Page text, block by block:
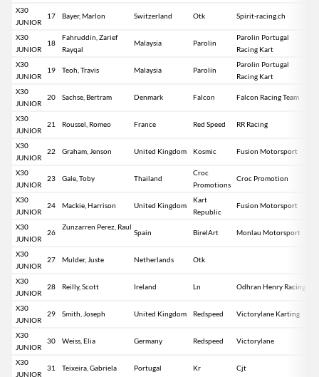
X30
JUNIOR
17 Bayer, Marlon Switzerland Otk Spirit-racing.ch
X30
JUNIOR
18
Fahruddin, Zarief
Rayqal
Malaysia Parolin
Parolin Portugal
Racing Kart
X30
JUNIOR
19 Teoh, Travis Malaysia Parolin
Parolin Portugal
Racing Kart
X30
JUNIOR
20 Sachse, Bertram Denmark Falcon Falcon Racing Team
X30
JUNIOR
21 Roussel, Romeo France Red Speed RR Racing
X30
JUNIOR
22 Graham, Jenson United Kingdom Kosmic Fusion Motorsport
X30
JUNIOR
23 Gale, Toby Thailand
Croc
Promotions
Croc Promotion
X30
JUNIOR
24 Mackie, Harrison United Kingdom
Kart
Republic
Fusion Motorsport
X30
JUNIOR
26
Zunzarren Perez, Raul
Spain BirelArt Monlau Motorsport
X30
JUNIOR
27 Mulder, Juste Netherlands Otk
X30
JUNIOR
28 Reilly, Scott Ireland Ln Odhran Henry Racing
X30
JUNIOR
29 Smith, Joseph United Kingdom Redspeed Victorylane Karting
X30
JUNIOR
30 Weiss, Elia Germany Redspeed Victorylane
X30
JUNIOR
31 Teixeira, Gabriela Portugal Kr Cjt